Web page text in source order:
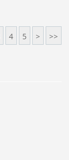
4 5 > >>